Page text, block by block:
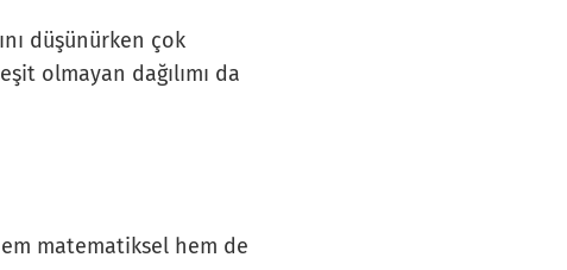
düşünürken çok
olmayan dağılımı da
matematiksel hem de